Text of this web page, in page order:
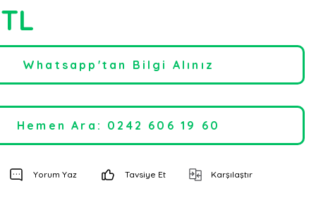
Whatsapp'tan Bilgi Alınız
Hemen Ara: 0242 606 19 60
Yorum Yaz Tavsiye Et Karşılaştır